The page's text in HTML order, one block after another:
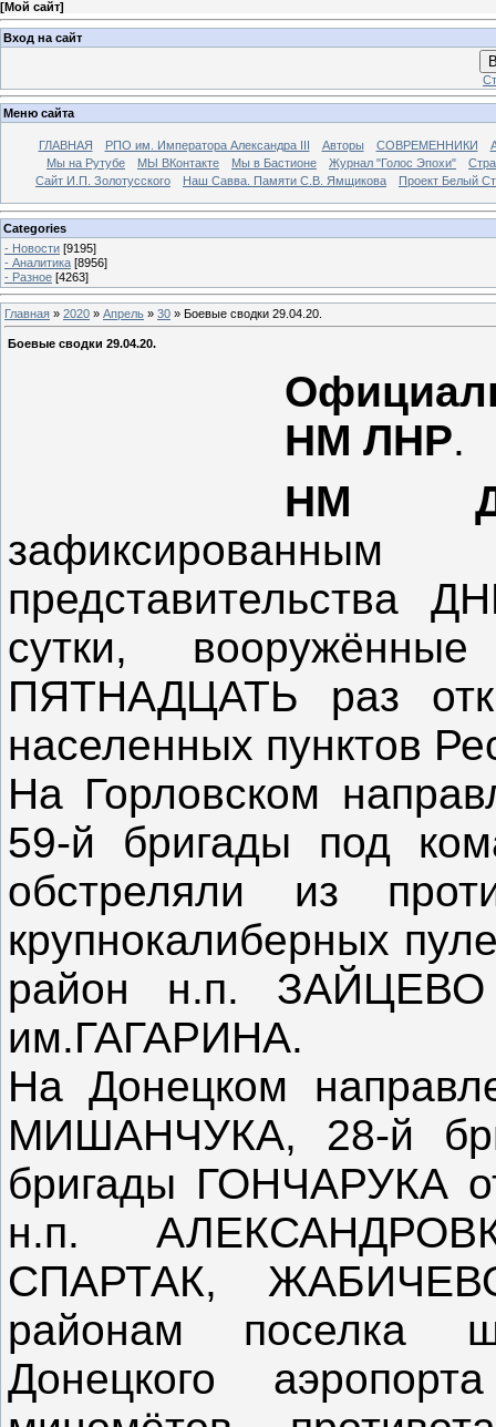
[Мой сайт]
Вход на сайт
Меню сайта
ГЛАВНАЯ РПО им. Императора Александра III Авторы СОВРЕМЕННИКИ
Мы на Рутубе
МЫ ВКонтакте Мы в Бастионе Журнал "Голос Эпохи"
Сайт И.П. Золотусского
Наш Савва. Памяти С.В. Ямщикова Проект Белый
Categories
- Новости [9195]
- Аналитика [8956]
- Разное [4263]
Главная » 2020 » Апрель » 30 » Боевые сводки 29.04.20.
Боевые сводки 29.04.20.
НМ ЛНР.
НМ
представительства
сутки,
ПЯТНАДЦАТЬ раз
населенных пунктов
На Горловском
59-й бригады под
обстреляли из
крупнокалиберных
район н.п.
им.ГАГАРИНА.
На Донецком
МИШАНЧУКА, 28-й
бригады ГОНЧАРУКА
н.п.
СПАРТАК,
районам поселка
Донецкого